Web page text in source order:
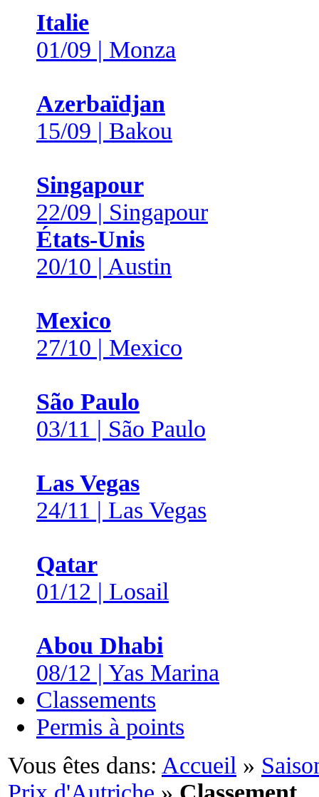
Italie
01/09 | Monza
Azerbaïdjan
15/09 | Bakou
Singapour
22/09 | Singapour
États-Unis
20/10 | Austin
Mexico
27/10 | Mexico
São Paulo
03/11 | São Paulo
Las Vegas
24/11 | Las Vegas
Qatar
01/12 | Losail
Abou Dhabi
08/12 | Yas Marina
Classements
Permis à points
Vous êtes dans: Accueil »